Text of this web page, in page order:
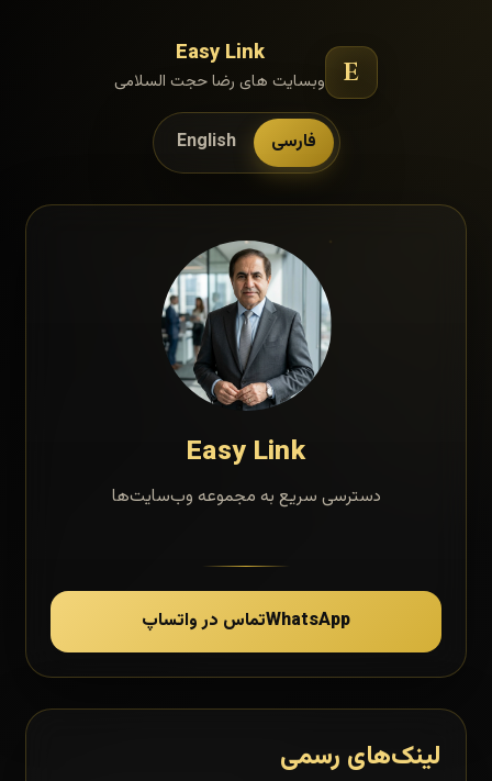
E
Easy Link
وبسایت های رضا حجت السلامی
فارسی English
Easy Link
دسترسی سریع به مجموعه وب‌سایت‌ها
WhatsAppتماس در واتساپ
لینک‌های رسمی